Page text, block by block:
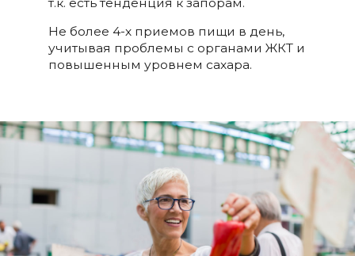
Не более 4-х приемов пищи в день,
учитывая проблемы с органами ЖКТ и
повышенным уровнем сахара.